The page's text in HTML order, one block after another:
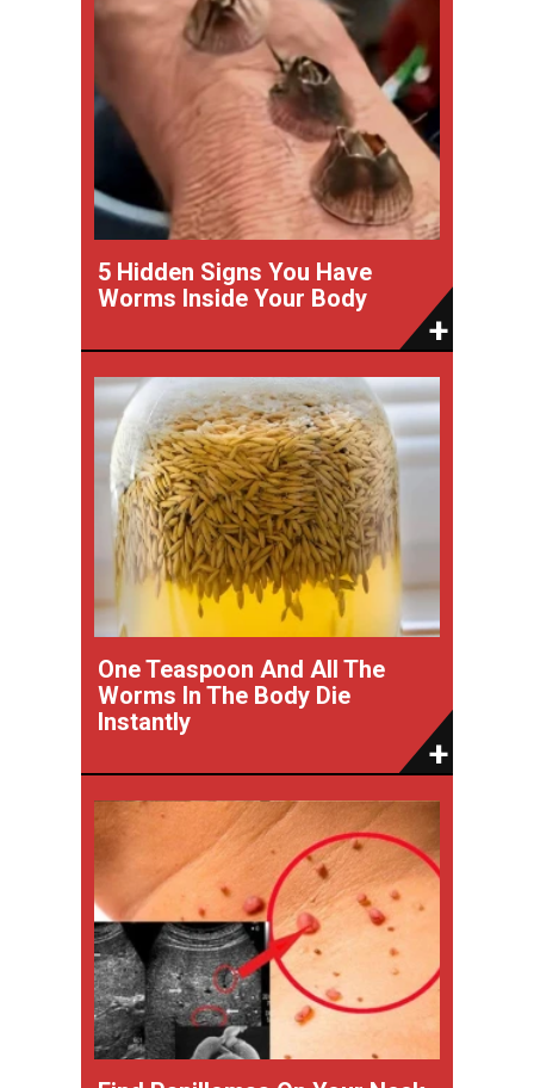
5 Hidden Signs You Have
Worms Inside Your Body
One Teaspoon And All The
Worms In The Body Die
Instantly